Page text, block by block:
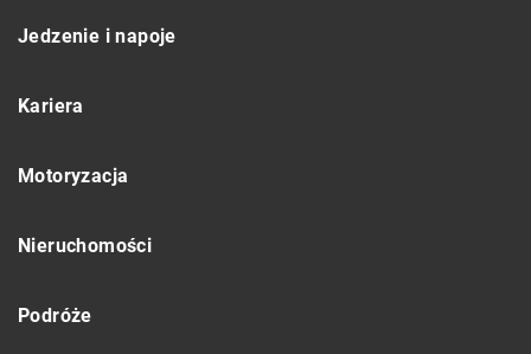
Jedzenie i napoje
Kariera
Motoryzacja
Nieruchomości
Podróże